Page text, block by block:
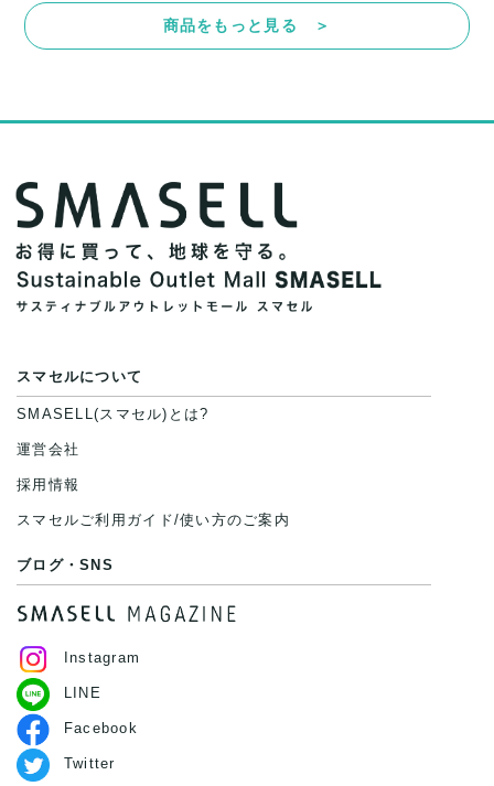
商品をもっと見る ＞
スマセルについて
SMASELL(スマセル)とは?
運営会社
採用情報
スマセルご利用ガイド/使い方のご案内
ブログ・SNS
Instagram
LINE
Facebook
Twitter